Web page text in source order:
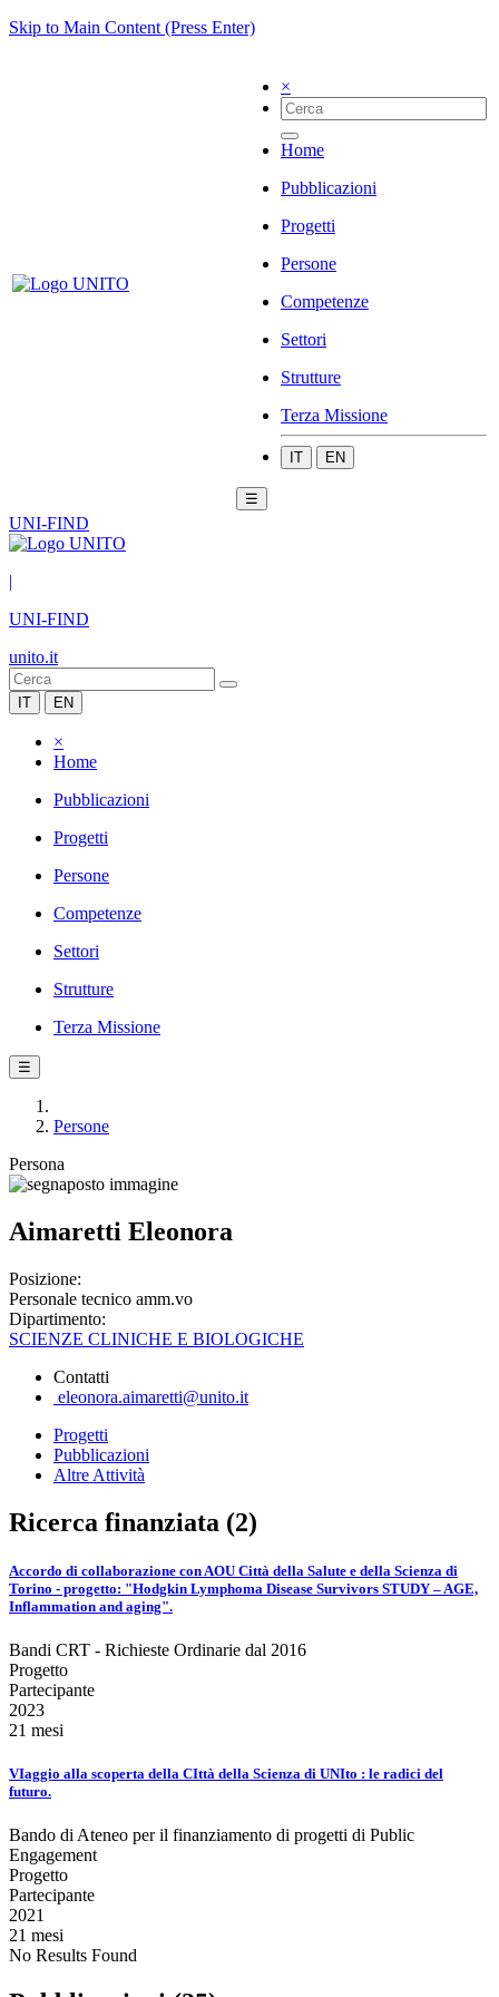
Skip to Main Content (Press Enter)
×
Home
Pubblicazioni
Progetti
Persone
Competenze
Settori
Strutture
Terza Missione
IT EN
☰
UNI-FIND
|
UNI-FIND
unito.it
IT EN
×
Home
Pubblicazioni
Progetti
Persone
Competenze
Settori
Strutture
Terza Missione
☰
Persone
Persona
Aimaretti Eleonora
Posizione:
Personale tecnico amm.vo
Dipartimento:
SCIENZE CLINICHE E BIOLOGICHE
Contatti
eleonora.aimaretti@unito.it
Progetti
Pubblicazioni
Altre Attività
Ricerca finanziata (2)
Accordo di collaborazione con AOU Città della Salute e della Scienza di
Torino - progetto: "Hodgkin Lymphoma Disease Survivors STUDY – AGE,
Inflammation and aging".
Bandi CRT - Richieste Ordinarie dal 2016
Progetto
Partecipante
2023
21 mesi
VIaggio alla scoperta della CIttà della Scienza di UNIto : le radici del
futuro.
Bando di Ateneo per il finanziamento di progetti di Public
Engagement
Progetto
Partecipante
2021
21 mesi
No Results Found